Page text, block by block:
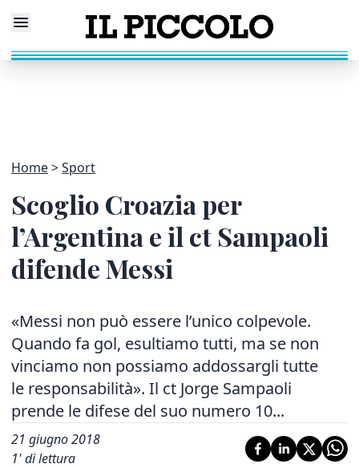
Home Sport
Scoglio Croazia per
l’Argentina e il ct Sampaoli
difende Messi
«Messi non può essere l’unico colpevole.
Quando fa gol, esultiamo tutti, ma se non
vinciamo non possiamo addossargli tutte
le responsabilità». Il ct Jorge Sampaoli
prende le difese del suo numero 10...
21 giugno 2018
1' di lettura